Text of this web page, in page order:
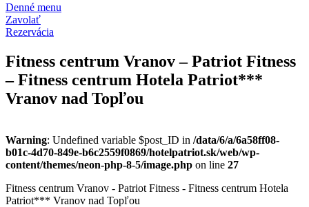
Denné menu
Zavolať
Rezervácia
Fitness centrum Vranov – Patriot Fitness
– Fitness centrum Hotela Patriot***
Vranov nad Topľou
Warning: Undefined variable $post_ID in /data/6/a/6a58ff08-
b01c-4d70-849e-b6c2559f0869/hotelpatriot.sk/web/wp-
content/themes/neon-php-8-5/image.php on line 27
Fitness centrum Vranov - Patriot Fitness - Fitness centrum Hotela
Patriot*** Vranov nad Topľou